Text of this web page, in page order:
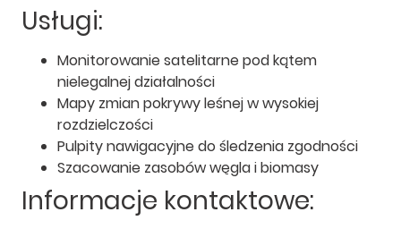
Usługi:
Monitorowanie satelitarne pod kątem
nielegalnej działalności
Mapy zmian pokrywy leśnej w wysokiej
rozdzielczości
Pulpity nawigacyjne do śledzenia zgodności
Szacowanie zasobów węgla i biomasy
Informacje kontaktowe: